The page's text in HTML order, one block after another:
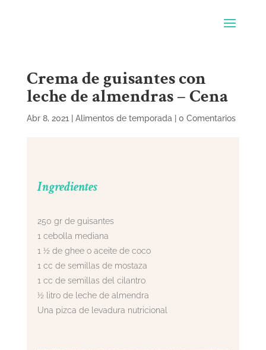
Crema de guisantes con
leche de almendras – Cena
Abr 8, 2021 Alimentos de temporada 0 Comentarios
Ingredientes
250 gr de guisantes
1 cebolla mediana
1 ½ de ghee o aceite de coco
1 cc de semillas de mostaza
1 cc de semillas del cilantro
½ litro de leche de almendra
Una pizca de levadura nutricional